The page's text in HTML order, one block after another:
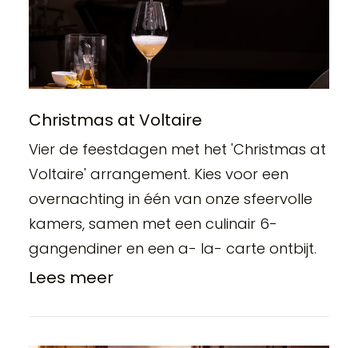
Christmas at Voltaire
Vier de feestdagen met het 'Christmas at
Voltaire' arrangement. Kies voor een
overnachting in één van onze sfeervolle
kamers, samen met een culinair 6-
gangendiner en een a- la- carte ontbijt.
Lees meer